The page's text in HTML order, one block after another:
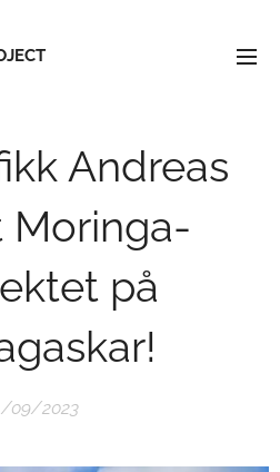
Andreas
Moringa-
på
09/2023